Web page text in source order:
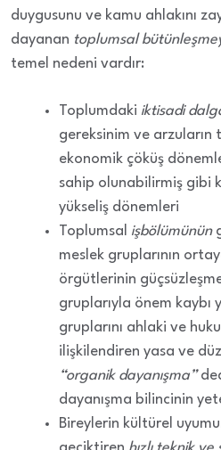
duygusunu ve kamu ahlakını
dayanan toplumsal
temel nedeni vardır:
Toplumdaki iktisadi
gereksinim ve
ekonomik çöküş
sahip olunabilirmiş gibi
yükseliş dönemleri
Toplumsal işbölümünün
meslek gruplarının
örgütlerinin
gruplarıyla önem kaybı
gruplarını ahlaki ve
ilişkilendiren yasa ve
“organik dayanışma”
dayanışma bilincinin
Bireylerin kültürel